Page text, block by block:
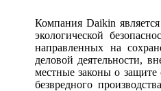
Компания Daikin
экологической
направленных на
деловой деятельности,
местные законы о
безвредного